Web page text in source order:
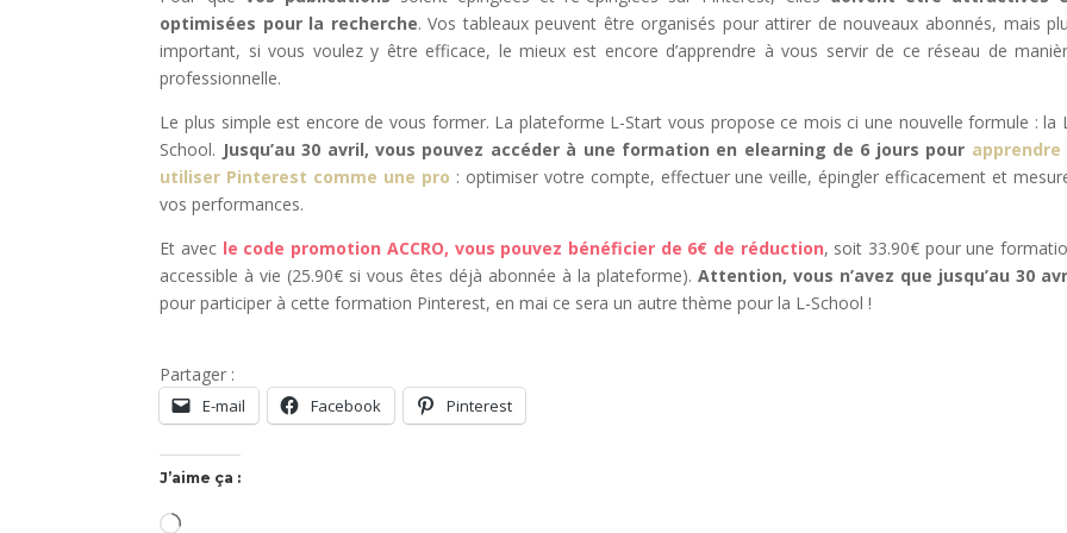
optimisées pour la recherche. Vos tableaux peuvent être organisés pour attirer de nouveaux abonnés, mais
important, si vous voulez y être efficace, le mieux est encore d’apprendre à vous servir de ce réseau de
professionnelle.
Le plus simple est encore de vous former. La plateforme L-Start vous propose ce mois ci une nouvelle formule : la
School. Jusqu’au 30 avril, vous pouvez accéder à une formation en elearning de 6 jours pour apprendre
utiliser Pinterest comme une pro : optimiser votre compte, effectuer une veille, épingler efficacement et
vos performances.
Et avec le code promotion ACCRO, vous pouvez bénéficier de 6€ de réduction, soit 33.90€ pour une
accessible à vie (25.90€ si vous êtes déjà abonnée à la plateforme).Attention, vous n’avez que jusqu’au 30
pour participer à cette formation Pinterest, en mai ce sera un autre thème pour la L-School !
Partager :
E-mail Facebook Pinterest
J’aime ça :
Chargement…